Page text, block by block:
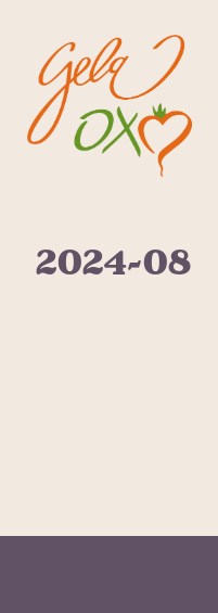
2024-08